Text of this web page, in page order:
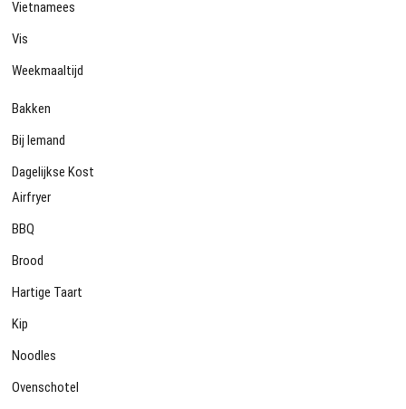
Vietnamees
Vis
Weekmaaltijd
Bakken
Bij Iemand
Dagelijkse Kost
Airfryer
BBQ
Brood
Hartige Taart
Kip
Noodles
Ovenschotel